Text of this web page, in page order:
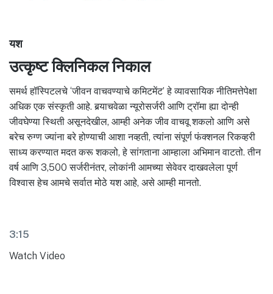
यश
उत्कृष्ट क्लिनिकल निकाल
समर्थ हॉस्पिटलचे ‘जीवन वाचवण्याचे कमिटमेंट’ हे व्यावसायिक नीतिमत्तेपेक्षा
अधिक एक संस्कृती आहे. बर्‍याचवेळा न्यूरोसर्जरी आणि ट्रॉमा ह्या दोन्ही
जीवघेण्या स्थिती असूनदेखील, आम्ही अनेक जीव वाचवू शकलो आणि असे
बरेच रुग्ण ज्यांना बरे होण्याची आशा नव्हती, त्यांना संपूर्ण फंक्शनल रिकव्हरी
साध्य करण्यात मदत करू शकलो, हे सांगताना आम्हाला अभिमान वाटतो. तीन
वर्ष आणि 3,500 सर्जरीनंतर, लोकांनी आमच्या सेवेवर दाखवलेला पूर्ण
विश्वास हेच आमचे सर्वात मोठे यश आहे, असे आम्ही मानतो.
3:15
Watch Video